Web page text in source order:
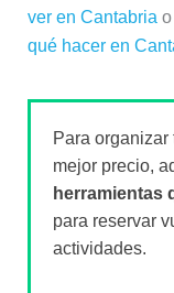
ver en Cantabria
qué hacer en
Para organizar
mejor precio,
herramientas
para reservar
actividades.